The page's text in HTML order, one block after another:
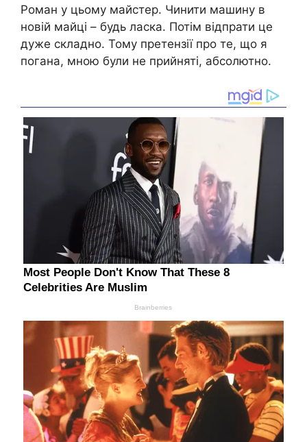
Роман у цьому майстер. Чинити машину в
новій майці – будь ласка. Потім відпрати це
дуже складно. Тому претензії про те, що я
погана, мною були не прийняті, абсолютно.